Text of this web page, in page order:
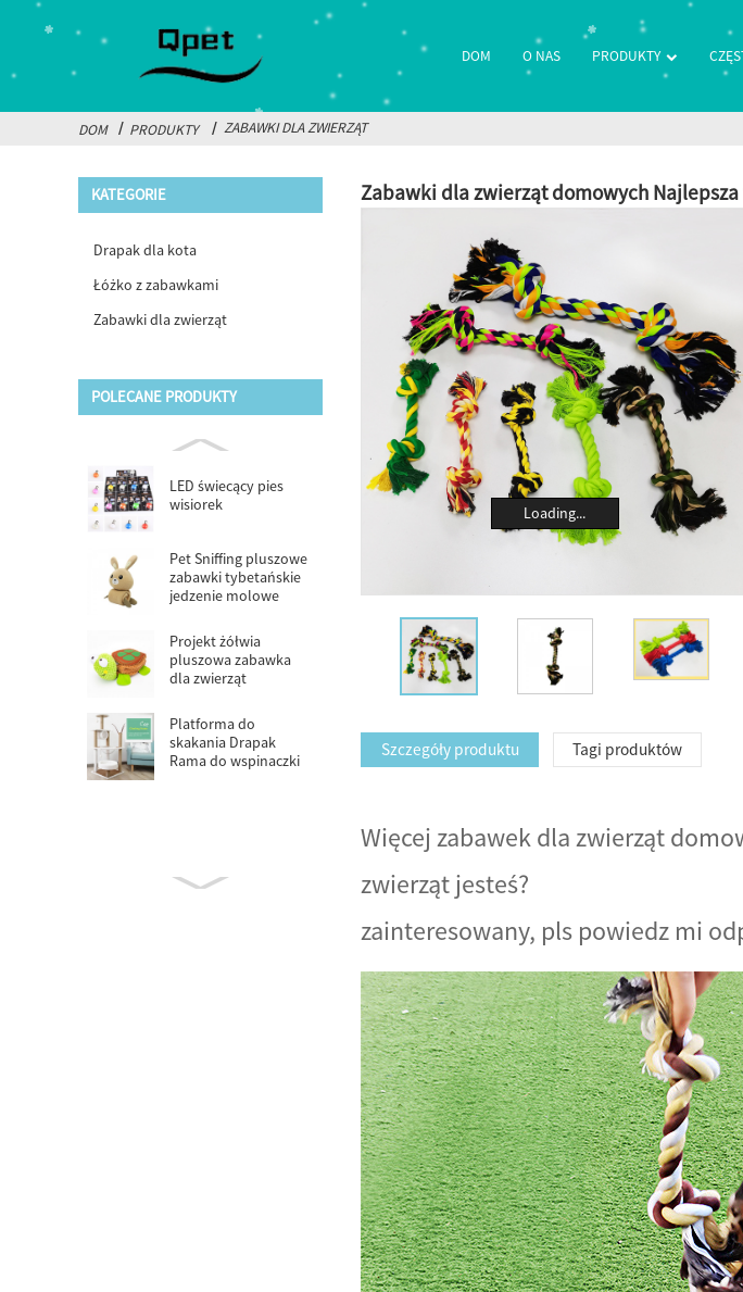
DOM O NAS PRODUKTY
DOM PRODUKTY ZABAWKI DLA ZWIERZĄT
KATEGORIE
Drapak dla kota
Łóżko z zabawkami
Zabawki dla zwierząt
POLECANE PRODUKTY
LED świecący pies
wisiorek
Pet Sniffing pluszowe
zabawki tybetańskie
jedzenie molowe
Projekt żółwia
pluszowa zabawka
dla zwierząt
puzzle zabawki
Platforma do
skakania Drapak
Rama do wspinaczki
Zabawki dla zwierząt domowych
Loading...
Szczegóły produktu Tagi produktów
Więcej zabawek dla zwierząt
zwierząt jesteś?
zainteresowany, pls powiedz mi